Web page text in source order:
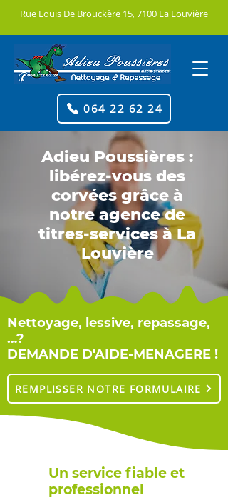
Rue Louis De Brouckère 15, 7100 La Louvière
064 22 62 24
Adieu Poussières :
libérez-vous des
corvées grâce à
notre agence de
titres-services à La
Louvière
Nettoyage, lessive, repassage,
…?
DEMANDE D'AIDE-MENAGERE !
REMPLISSER NOTRE FORMULAIRE
Un service fiable et
professionnel